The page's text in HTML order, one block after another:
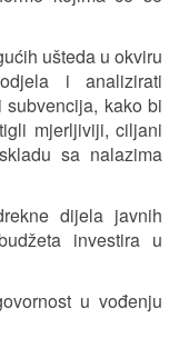
ušteda u okviru
i analizirati
subvencija, kako bi
mjerljiviji, ciljani
sa nalazima
dijela javnih
investira u
u vođenju